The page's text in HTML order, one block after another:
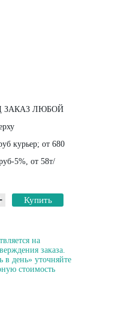
ЗАКАЗ ЛЮБОЙ
курьер; от 680
5%, от 58т/
Купить
на
заказа.
в день» уточняйте
стоимость